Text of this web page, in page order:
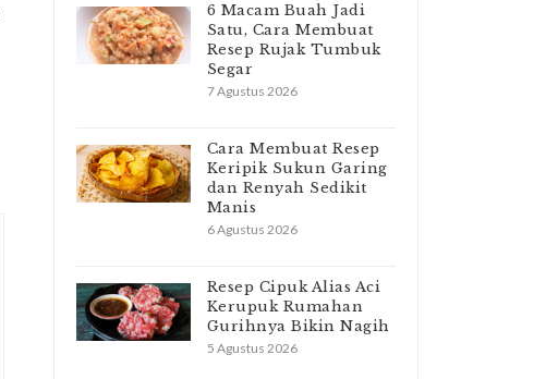
6 Macam Buah Jadi
Satu, Cara Membuat
Resep Rujak Tumbuk
Segar
7 Agustus 2026
Cara Membuat Resep
Keripik Sukun Garing
dan Renyah Sedikit
Manis
6 Agustus 2026
Resep Cipuk Alias Aci
Kerupuk Rumahan
Gurihnya Bikin Nagih
5 Agustus 2026